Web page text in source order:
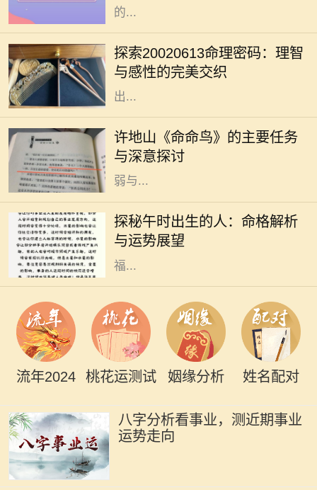
的...
探索20020613命理密码：理智
与感性的完美交织
命理学，无论在古代还是现代，都给
人们提供了一种解读自身性格与命运
的方式。在这其中，出生日期的解读
是一个重要的环节。2002年6月13日
出...
许地山《命命鸟》的主要任务
与深意探讨
许地山是一位杰出的作家，他的作品
深深影响了中国现代文学。其中，
《命命鸟》是一部引人注目的小说，
生动展示了人性、命运以及生命的脆
弱与...
探秘午时出生的人：命格解析
与运势展望
在中国传统命理学中，出生时辰对一
个人的性格、命运有着重要的影响。
其中，午时（中午11点到1点）出生
的人，因其时辰的特殊性，常被视作
福...
流年2024 桃花运测试 姻缘分析 姓名配对
八字分析看事业，测近期事业
运势走向